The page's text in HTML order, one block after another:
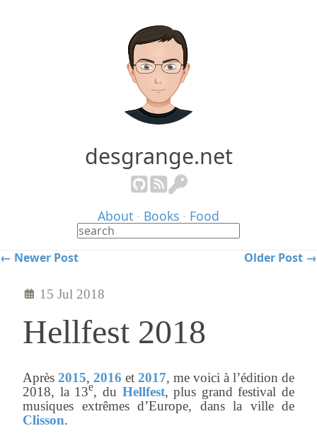
desgrange.net
About · Books · Food
← Newer Post Older Post →
15 Jul 2018
Hellfest 2018
Après 2015, 2016 et 2017, me voici à l’édition de
2018, la 13e, du Hellfest, plus grand festival de
musiques extrêmes d’Europe, dans la ville de
Clisson.